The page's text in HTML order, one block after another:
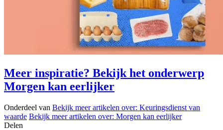
Meer inspiratie? Bekijk het onderwerp
Morgen kan eerlijker
Onderdeel van Bekijk meer artikelen over: Keuringsdienst van
waarde Bekijk meer artikelen over: Morgen kan eerlijker
Delen